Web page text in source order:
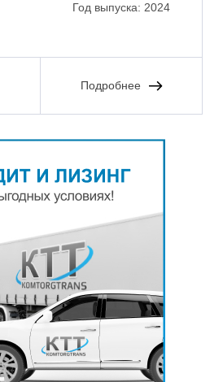
Год выпуска: 2024
Подробнее